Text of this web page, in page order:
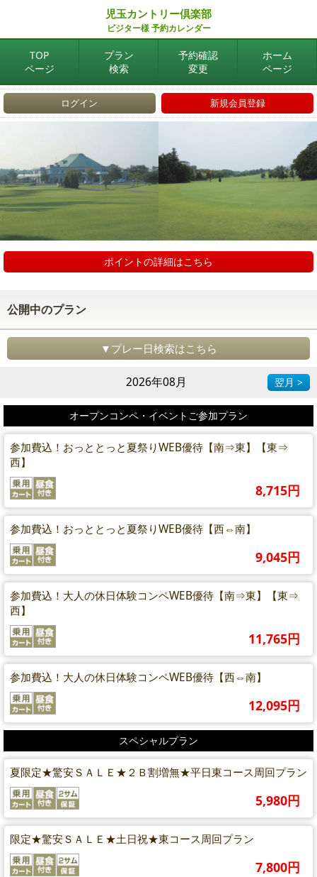
児玉カントリー倶楽部
ビジター様 予約カレンダー
TOP
ページ
プラン
検索
予約確認
変更
ホーム
ページ
ログイン 新規会員登録
ポイントの詳細はこちら
公開中のプラン
▼プレー日検索はこちら
2026年08月 翌月 >
オープンコンペ・イベントご参加プラン
参加費込！おっととっと夏祭りWEB優待【南⇒東】【東⇒
西】
8,715円
参加費込！おっととっと夏祭りWEB優待【西⇔南】
9,045円
参加費込！大人の休日体験コンペWEB優待【南⇒東】【東⇒
西】
11,765円
参加費込！大人の休日体験コンペWEB優待【西⇔南】
12,095円
スペシャルプラン
夏限定★驚安ＳＡＬＥ★２Ｂ割増無★平日東コース周回プラン
5,980円
限定★驚安ＳＡＬＥ★土日祝★東コース周回プラン
7,800円